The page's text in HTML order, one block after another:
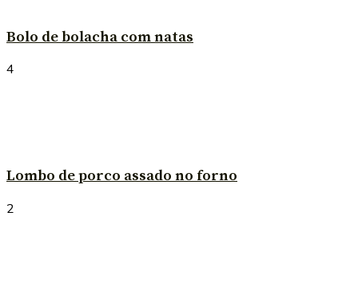
Bolo de bolacha com natas
4
Lombo de porco assado no forno
2